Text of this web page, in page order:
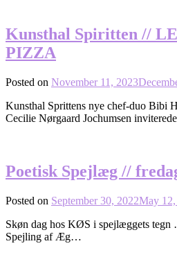
Kunsthal Spiritten //
PIZZA
Posted on November 11, 2023
Kunsthal Sprittens nye chef-duo Bibi
Cecilie Nørgaard Jochumsen
Poetisk Spejlæg //
Posted on September 30, 2022May
Skøn dag hos KØS i spejlæggets
Spejling af Æg…